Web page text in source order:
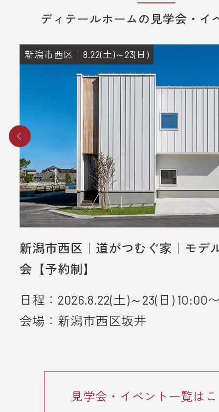
ディテールホームの見学会・イ
新潟市西区｜8.22(土)～23(日)
新潟市西区｜道がつむぐ家｜モデ
会【予約制】
日程：2026.8.22(土)～23(日) 10:00
会場：新潟市西区坂井
見学会・イベント一覧は